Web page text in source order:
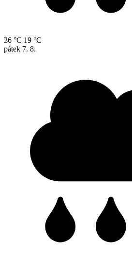
36 °C 19 °C
pátek 7. 8.